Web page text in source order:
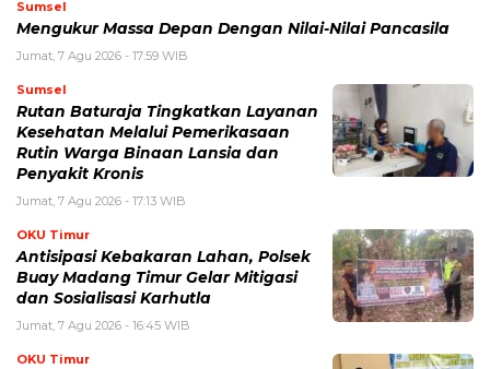
Sumsel
Mengukur Massa Depan Dengan Nilai-Nilai Pancasila
Jumat, 7 Agu 2026 - 17:59 WIB
Sumsel
Rutan Baturaja Tingkatkan Layanan
Kesehatan Melalui Pemerikasaan
Rutin Warga Binaan Lansia dan
Penyakit Kronis
Jumat, 7 Agu 2026 - 17:13 WIB
OKU Timur
Antisipasi Kebakaran Lahan, Polsek
Buay Madang Timur Gelar Mitigasi
dan Sosialisasi Karhutla
Jumat, 7 Agu 2026 - 16:45 WIB
OKU Timur